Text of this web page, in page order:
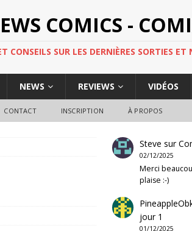
COMICS -
SUR LES DERNIÈRES SORTIES ET
NEWS REVIEWS VIDÉOS
CONTACT INSCRIPTION À PROPOS
Steve sur
02/12/2025
Merci
plaise :-)
jour 1
01/12/2025